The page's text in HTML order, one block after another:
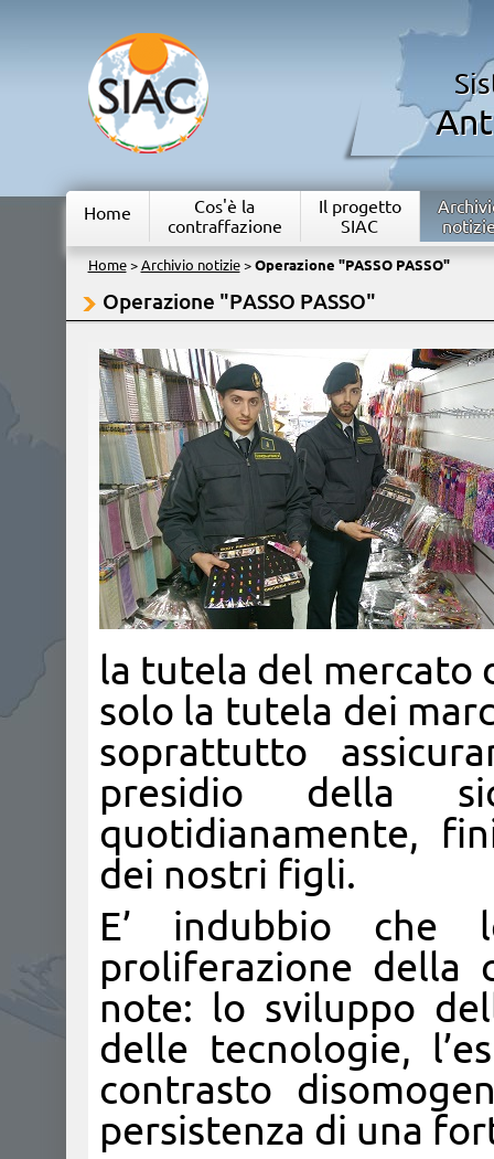
Home
Cos'è la
contraffazione
Il progetto
SIAC
Home> Archivio notizie> Operazione "PASSO PASSO"
Operazione "PASSO PASSO"
la tutela del mercato
solo la tutela dei
soprattutto
presidio della
quotidianamente,
dei nostri figli.
E’ indubbio che
proliferazione della
note: lo sviluppo
delle tecnologie,
contrasto
persistenza di una